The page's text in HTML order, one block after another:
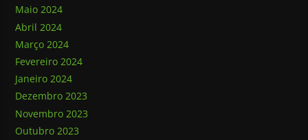
Maio 2024
Abril 2024
Março 2024
Fevereiro 2024
Janeiro 2024
Dezembro 2023
Novembro 2023
Outubro 2023